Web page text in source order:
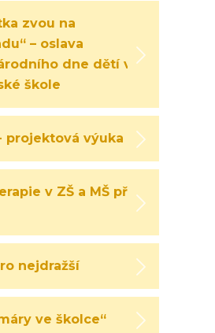
zvou na
– oslava
dne dětí v
škole
projektová výuka
v ZŠ a MŠ při
nejdražší
ve školce“